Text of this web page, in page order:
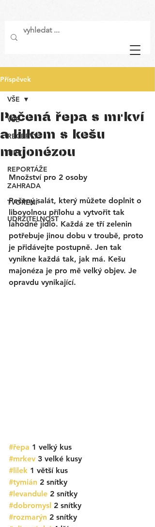
Příspěvek
VŠE
RECEPTY
TIPY
REPORTÁŽE
ZAHRADA
TVOŘENÍ
UDRŽITELNOST
VŠE
Pečená řepa s mrkví
a lilkem s kešu
majonézou
Množství pro 2 osoby
Pečený salát, který můžete doplnit o
libovolnou přílohu a vytvořit tak
lahodné jídlo. Každá ze tří zelenin
potřebuje jinou dobu v troubě, proto
je přidávejte postupně. Jen tak
vynikne každá tak, jak má. Kešu
majonéza je pro mě velký objev. Je
opravdu vynikající.
#řepa 1 velký kus
#mrkev 3 velké kusy
#lilek 1 větší kus
#tymián 2 snítky
#levandule 2 snítky
#dobromysl 2 snítky
#rozmarýn 2 snítky